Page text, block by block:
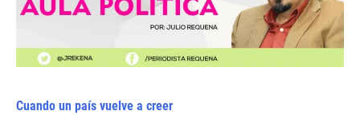
Cuando un país vuelve a creer